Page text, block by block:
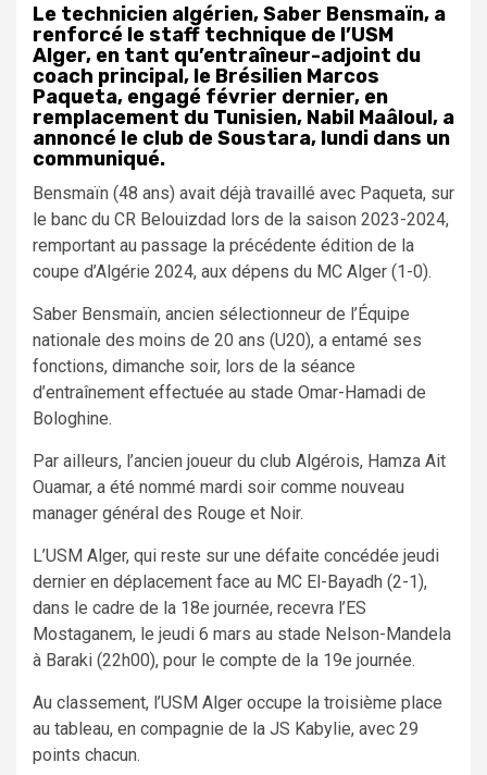
Le technicien algérien, Saber Bensmaïn, a
renforcé le staff technique de l’USM
Alger, en tant qu’entraîneur-adjoint du
coach principal, le Brésilien Marcos
Paqueta, engagé février dernier, en
remplacement du Tunisien, Nabil Maâloul, a
annoncé le club de Soustara, lundi dans un
communiqué.
Bensmaïn (48 ans) avait déjà travaillé avec Paqueta, sur
le banc du CR Belouizdad lors de la saison 2023-2024,
remportant au passage la précédente édition de la
coupe d’Algérie 2024, aux dépens du MC Alger (1-0).
Saber Bensmaïn, ancien sélectionneur de l’Équipe
nationale des moins de 20 ans (U20), a entamé ses
fonctions, dimanche soir, lors de la séance
d’entraînement effectuée au stade Omar-Hamadi de
Bologhine.
Par ailleurs, l’ancien joueur du club Algérois, Hamza Ait
Ouamar, a été nommé mardi soir comme nouveau
manager général des Rouge et Noir.
L’USM Alger, qui reste sur une défaite concédée jeudi
dernier en déplacement face au MC El-Bayadh (2-1),
dans le cadre de la 18e journée, recevra l’ES
Mostaganem, le jeudi 6 mars au stade Nelson-Mandela
à Baraki (22h00), pour le compte de la 19e journée.
Au classement, l’USM Alger occupe la troisième place
au tableau, en compagnie de la JS Kabylie, avec 29
points chacun.